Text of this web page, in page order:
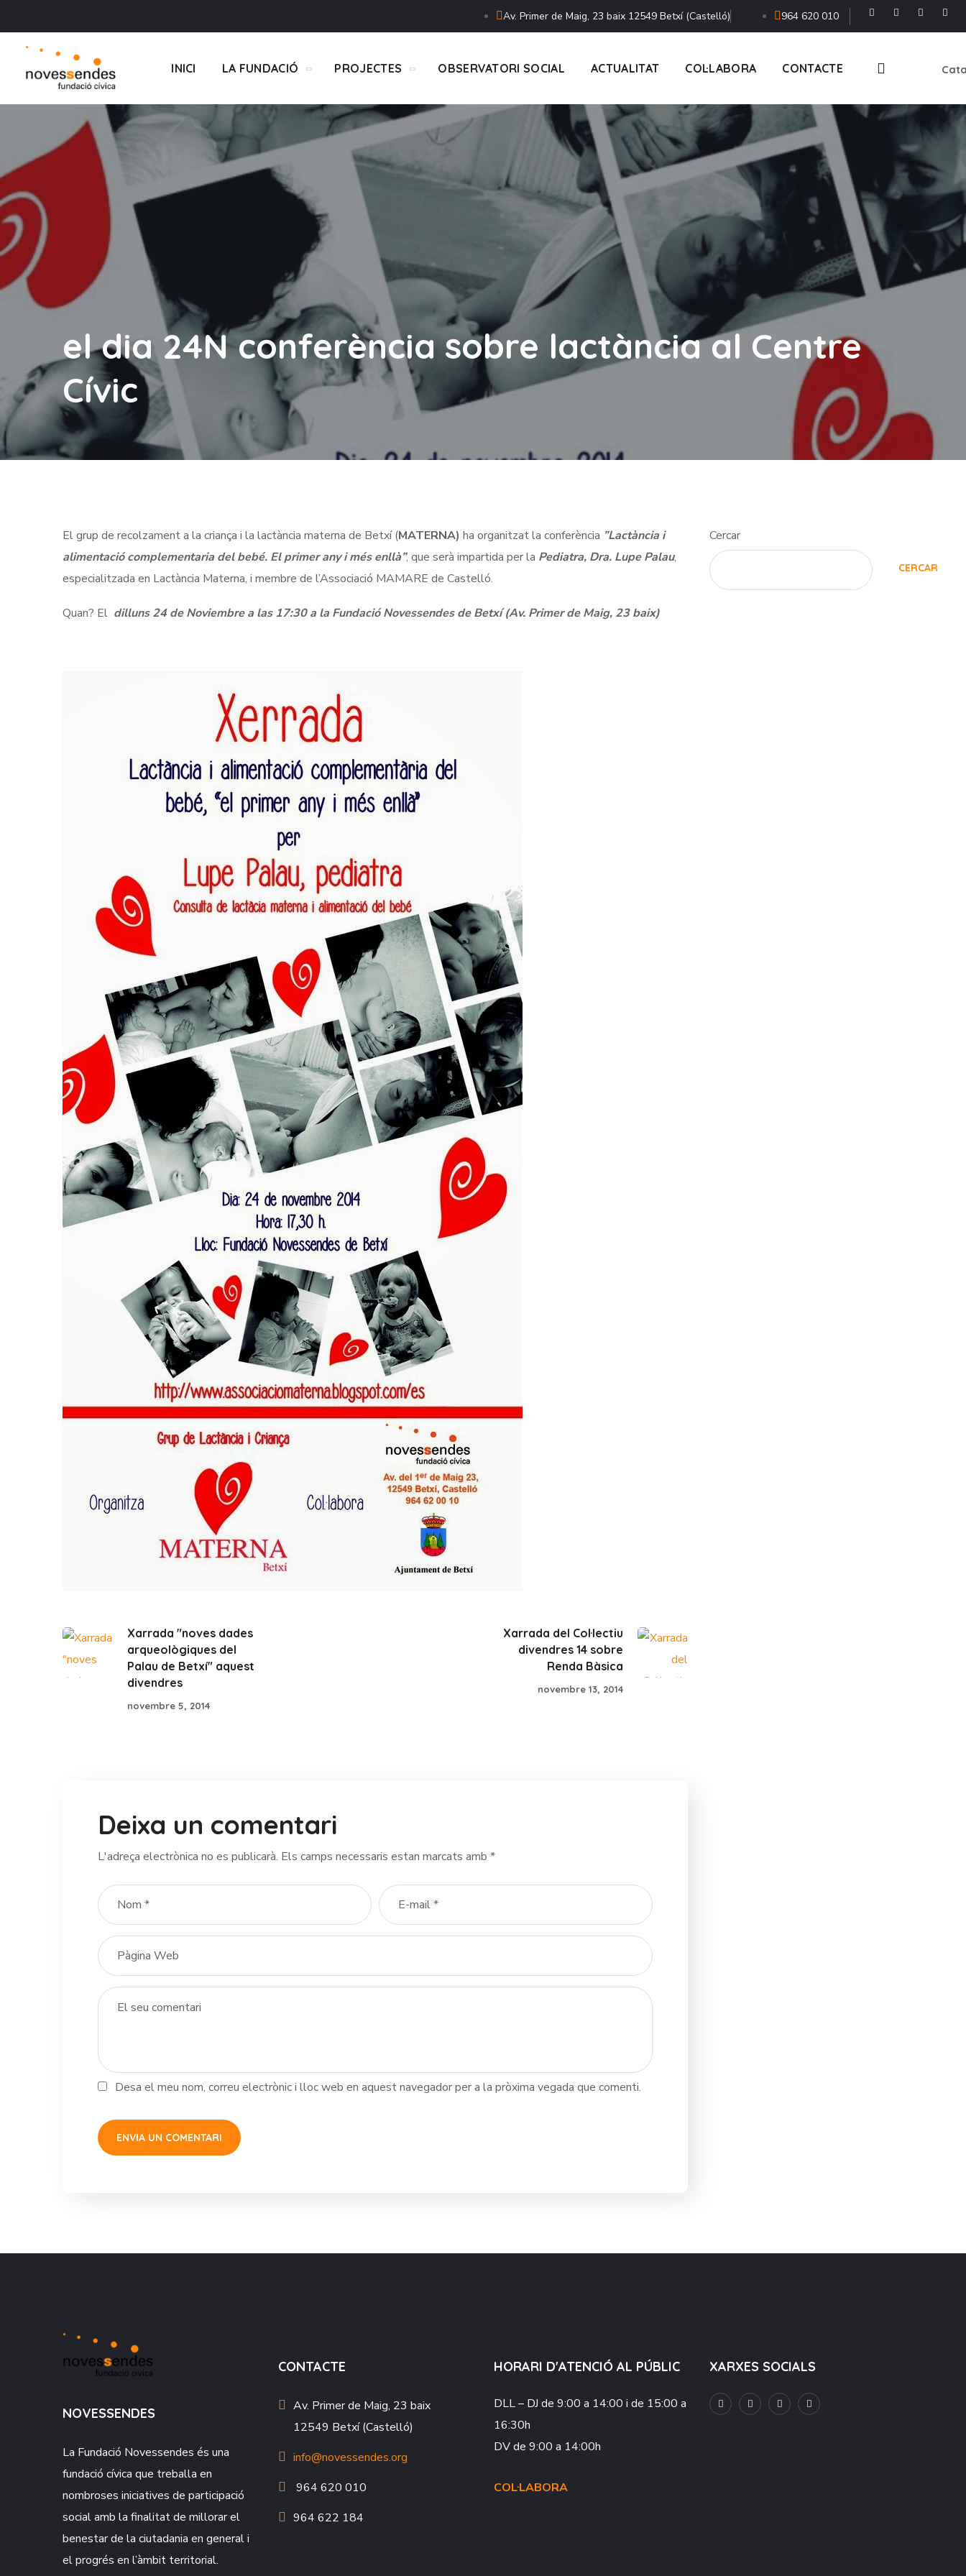
Av. Primer de Maig, 23 baix 12549 Betxí (Castelló) 964 620 010
INICI LA FUNDACIÓ PROJECTES OBSERVATORI SOCIAL ACTUALITAT COL·LABORA CONTACTE
el dia 24N conferència sobre lactància al Centre
Cívic
El grup de recolzament a la criança i la lactància materna de Betxí (MATERNA) ha organitzat la conferència ”Lactància i
alimentació complementaria del bebé. El primer any i més enllà”, que serà impartida per la Pediatra, Dra. Lupe Palau,
especialitzada en Lactància Materna, i membre de l’Associació MAMARE de Castelló.
Quan? El dilluns 24 de Noviembre a las 17:30 a la Fundació Novessendes de Betxí (Av. Primer de Maig, 23 baix)
Xarrada "noves dades
arqueològiques del
Palau de Betxí" aquest
divendres
novembre 5, 2014
Xarrada del Col·lectiu
divendres 14 sobre
Renda Bàsica
novembre 13, 2014
Deixa un comentari
L'adreça electrònica no es publicarà. Els camps necessaris estan marcats amb *
Desa el meu nom, correu electrònic i lloc web en aquest navegador per a la pròxima vegada que comenti.
Cercar
CERCAR
NOVESSENDES
La Fundació Novessendes és una
fundació cívica que treballa en
nombroses iniciatives de participació
social amb la finalitat de millorar el
benestar de la ciutadania en general i
el progrés en l’àmbit territorial.
CONTACTE
Av. Primer de Maig, 23 baix
12549 Betxí (Castelló)
info@novessendes.org
964 620 010
964 622 184
HORARI D'ATENCIÓ AL PÚBLIC
DLL – DJ de 9:00 a 14:00 i de 15:00 a
16:30h
DVde 9:00 a 14:00h
COL·LABORA
XARXES SOCIALS